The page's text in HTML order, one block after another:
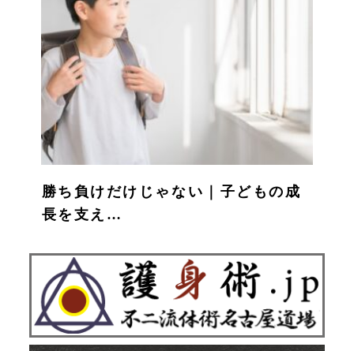
勝ち負けだけじゃない｜子どもの成
長を支え…